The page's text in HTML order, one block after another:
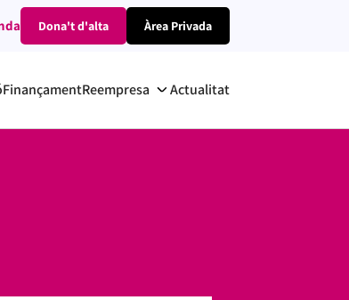
Dona't d'alta Àrea Privada
FinançamentReempresa Actualitat